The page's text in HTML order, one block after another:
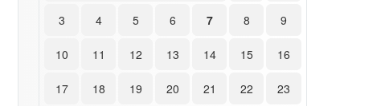
3 4 5 6 7 8 9
10 11 12 13 14 15 16
17 18 19 20 21 22 23